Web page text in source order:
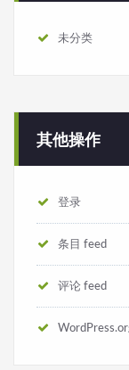
未分类
其他操作
登录
条目 feed
评论 feed